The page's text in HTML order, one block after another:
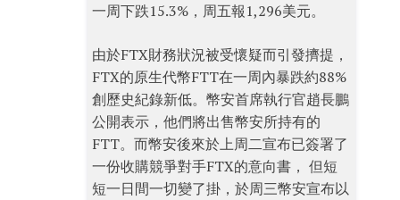
一周下跌15.3%，周五報1,296美元。
由於FTX財務狀況被受懷疑而引發擠提，
FTX的原生代幣FTT在一周內暴跌約88%
創歷史紀錄新低。幣安首席執行官趙長鵬
公開表示，他們將出售幣安所持有的
FTT。而幣安後來於上周二宣布已簽署了
一份收購競爭對手FTX的意向書， 但短
短一日間一切變了掛，於周三幣安宣布以